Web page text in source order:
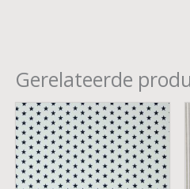
Gerelateerde